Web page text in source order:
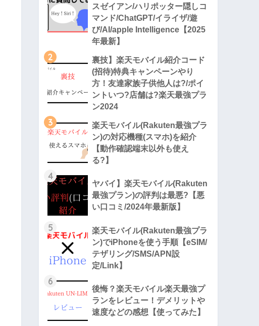
スゼイアン/ハリポッター隠しコ
マンド/ChatGPT/イライザ/遊
び/AI/apple Intelligence【2025
年最新】
2
裏技】楽天モバイル紹介コード
(招待)特典キャンペーンやり
方！友達家族子供他人は?/ポイ
ントいつ?店舗は?楽天最強プラ
ン2024
3
楽天モバイル(Rakuten最強プラ
ン)の対応機種(スマホ)を紹介
【動作確認端末以外も使え
る?】
4
ヤバイ】楽天モバイル(Rakuten
最強プラン)の評判は最悪?【悪
い口コミ/2024年最新版】
5
楽天モバイル(Rakuten最強プラ
ン)でiPhoneを使う手順【eSIM/
テザリング/SMS/APN設
定/Link】
6
後悔？楽天モバイル楽天最強プ
ランをレビュー！デメリットや
速度などの感想【使ってみた】